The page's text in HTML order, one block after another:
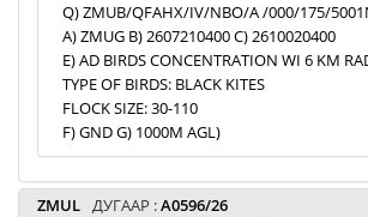
Q) ZMUB/QFAHX/IV/NBO/A /000/175/
A) ZMUG B) 2607210400 C) 2610020400
E) AD BIRDS CONCENTRATION WI 6 KM
TYPE OF BIRDS: BLACK KITES
FLOCK SIZE: 30-110
F) GND G) 1000M AGL)
ZMUL ДУГААР :A0596/26